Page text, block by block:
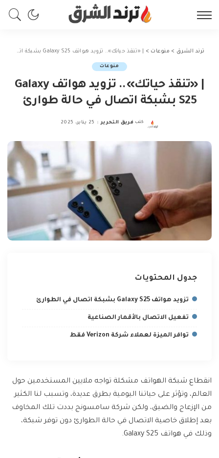
ترند الشرق > منوعات > | «تنقذ حياتك».. تزويد هواتف Galaxy S25 بشبكة اتصال في حالة طوارئ
منوعات
| «تنقذ حياتك».. تزويد هواتف Galaxy
S25 بشبكة اتصال في حالة طوارئ
Posted
كتب فريق التحرير 25 يناير، 2025
جدول المحتويات
تزويد هواتف Galaxy S25 بشبكة اتصال في الطوارئ
تفعيل الاتصال بالأقمار الصناعية
توافر الميزة لعملاء شركة Verizon فقط
انقطاع شبكة الهواتف مشكلة تواجه ملايين المستخدمين حول
العالم، وتؤثر على حياتنا اليومية بطرق عديدة، وتسبب لنا الكثير
من الإزعاج والضيق، ولكن شركة سامسونج بددت تلك المخاوف
بعد إطلاق خاصية الاتصال في حالة الطوارئ دون توفر شبكة،
وذلك في هواتف Galaxy S25.